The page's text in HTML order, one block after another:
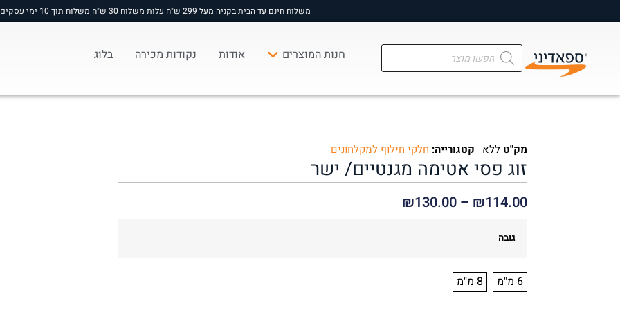
משלוח חינם עד הבית בקניה מעל 299 ש"ח עלות משלוח 30 ש"ח משלוח תוך 10 ימי עסקים
חנות המוצרים אודות נקודות מכירה בלוג
מק"טללא קטגורייה: חלקי חילוף למקלחונים
זוג פסי אטימה מגנטיים/ ישר
₪114.00
–
₪130.00
גובה
6 מ"מ 8 מ"מ